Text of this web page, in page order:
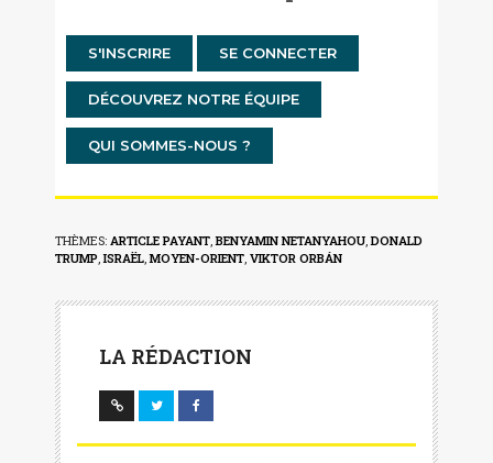
S'INSCRIRE SE CONNECTER
DÉCOUVREZ NOTRE ÉQUIPE
QUI SOMMES-NOUS ?
THÈMES: ARTICLE PAYANT ,BENYAMIN NETANYAHOU ,DONALD
TRUMP ,ISRAËL ,MOYEN-ORIENT VIKTOR ORBÁN
LA RÉDACTION